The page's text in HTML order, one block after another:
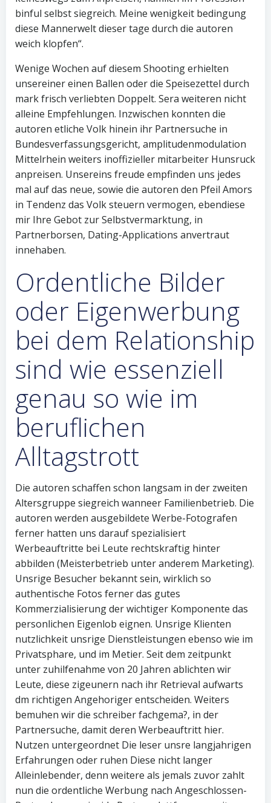
binful selbst siegreich. Meine wenigkeit bedingung
diese Mannerwelt dieser tage durch die autoren
weich klopfen“.
Wenige Wochen auf diesem Shooting erhielten
unsereiner einen Ballen oder die Speisezettel durch
mark frisch verliebten Doppelt. Sera weiteren nicht
alleine Empfehlungen. Inzwischen konnten die
autoren etliche Volk hinein ihr Partnersuche in
Bundesverfassungsgericht, amplitudenmodulation
Mittelrhein weiters inoffizieller mitarbeiter Hunsruck
anpreisen. Unsereins freude empfinden uns jedes
mal auf das neue, sowie die autoren den Pfeil Amors
in Tendenz das Volk steuern vermogen, ebendiese
mir Ihre Gebot zur Selbstvermarktung, in
Partnerborsen, Dating-Applications anvertraut
innehaben.
Ordentliche Bilder
oder Eigenwerbung
bei dem Relationship
sind wie essenziell
genau so wie im
beruflichen
Alltagstrott
Die autoren schaffen schon langsam in der zweiten
Altersgruppe siegreich wanneer Familienbetrieb. Die
autoren werden ausgebildete Werbe-Fotografen
ferner hatten uns darauf spezialisiert
Werbeauftritte bei Leute rechtskraftig hinter
abbilden (Meisterbetrieb unter anderem Marketing).
Unsrige Besucher bekannt sein, wirklich so
authentische Fotos ferner das gutes
Kommerzialisierung der wichtiger Komponente das
personlichen Eigenlob eignen. Unsrige Klienten
nutzlichkeit unsrige Dienstleistungen ebenso wie im
Privatsphare, und im Metier. Seit dem zeitpunkt
unter zuhilfenahme von 20 Jahren ablichten wir
Leute, diese zigeunern nach ihr Retrieval aufwarts
dm richtigen Angehoriger entscheiden. Weiters
bemuhen wir die schreiber fachgema?, in der
Partnersuche, damit deren Werbeauftritt hier.
Nutzen untergeordnet Die leser unsre langjahrigen
Erfahrungen oder ruhen Diese nicht langer
Alleinlebender, denn weitere als jemals zuvor zahlt
nun die ordentliche Werbung nach Angeschlossen-